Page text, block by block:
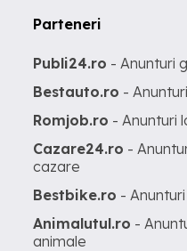
Parteneri
Publi24.ro - Anunturi
Bestauto.ro -
Romjob.ro - Anunturi
Cazare24.ro -
cazare
Bestbike.ro -
Animalutul.ro -
animale